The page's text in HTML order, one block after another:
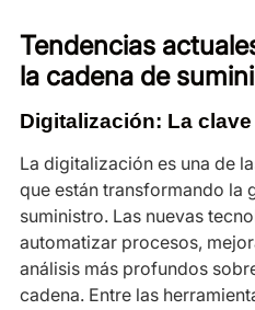
Tendencias
la cadena de
Digitalización: La
La digitalización es una de
que están transformando la
suministro. Las nuevas
automatizar procesos,
análisis más profundos
cadena. Entre las